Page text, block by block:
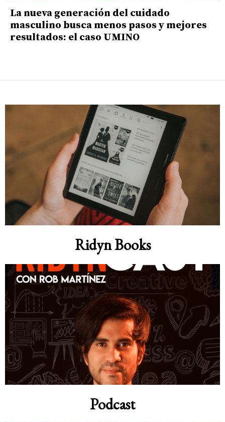
La nueva generación del cuidado
masculino busca menos pasos y mejores
resultados: el caso UMINO
Ridyn Books
Podcast